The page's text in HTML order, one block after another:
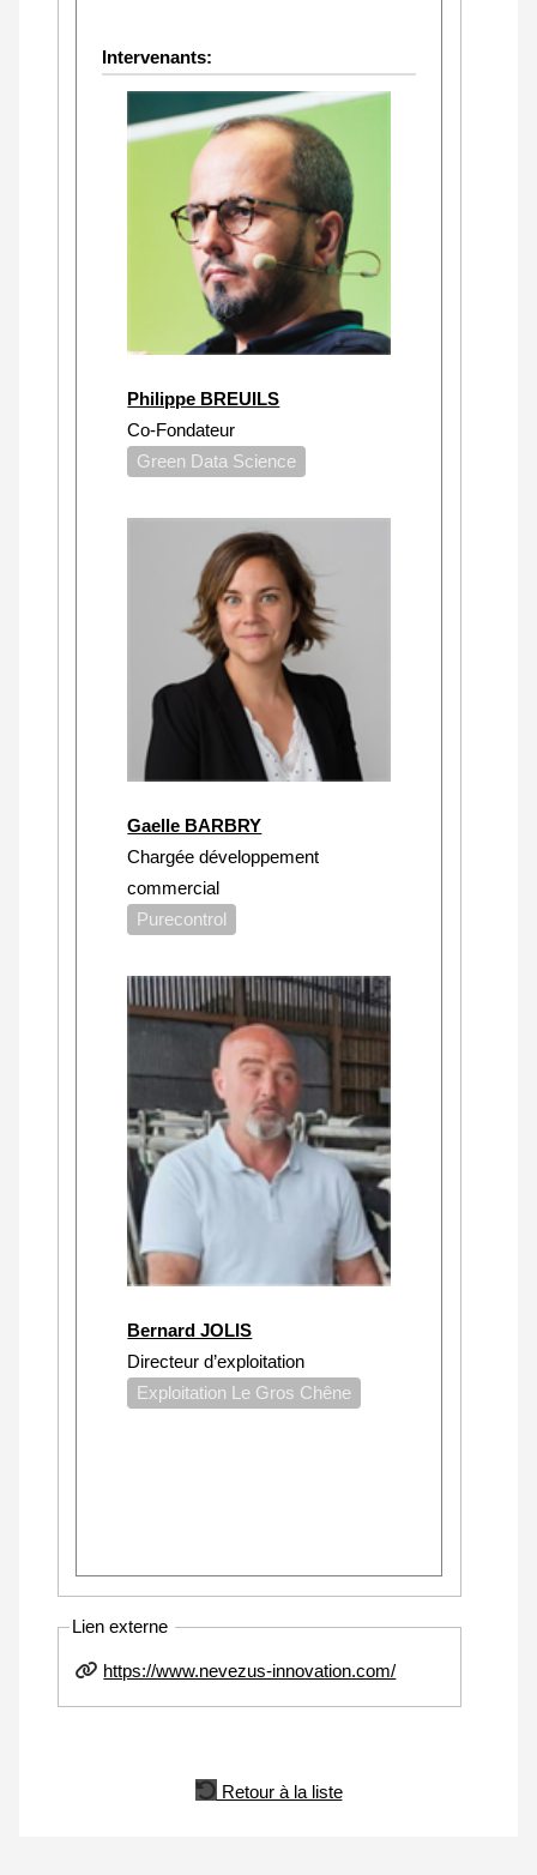
Intervenants:
Philippe BREUILS
Co-Fondateur
Green Data Science
Gaelle BARBRY
Chargée développement
commercial
Purecontrol
Bernard JOLIS
Directeur d’exploitation
Exploitation Le Gros Chêne
Lien externe
https://www.nevezus-innovation.com/
Retour à la liste